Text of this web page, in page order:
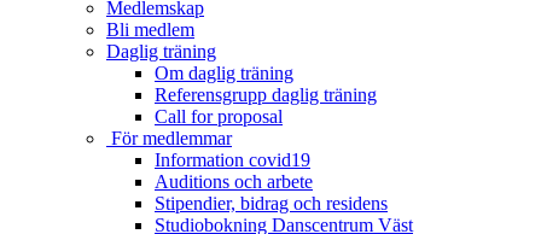
Medlemskap
Bli medlem
Daglig träning
Om daglig träning
Referensgrupp daglig träning
Call for proposal
För medlemmar
Information covid19
Auditions och arbete
Stipendier, bidrag och residens
Studiobokning Danscentrum Väst